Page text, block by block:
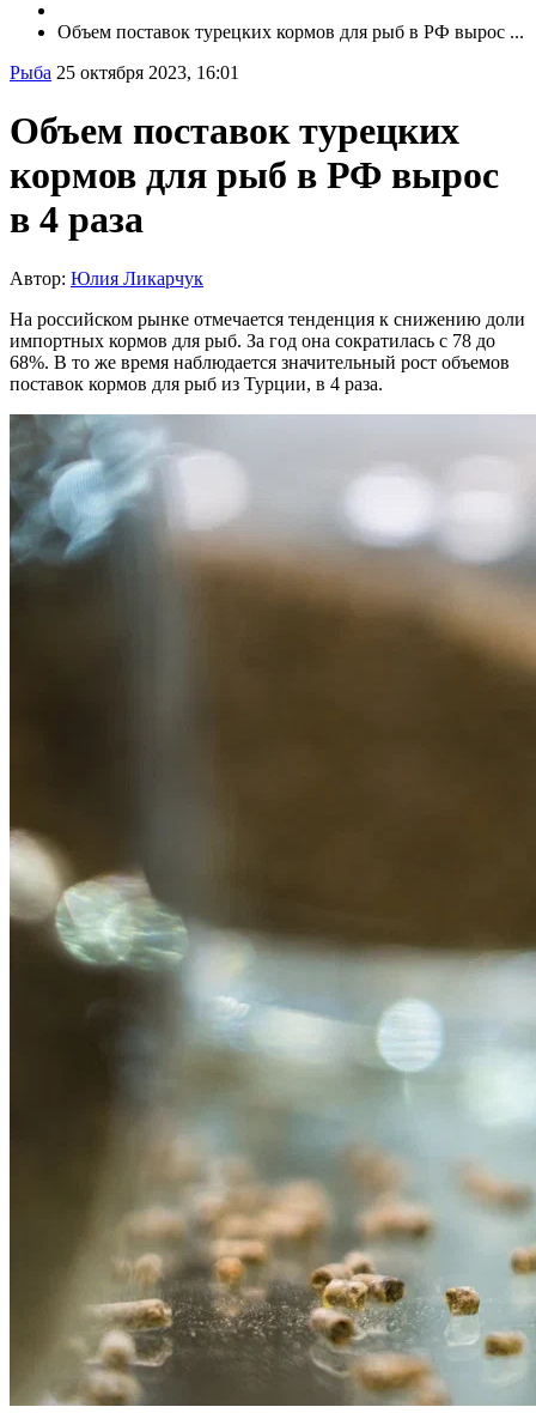
Объем поставок турецких кормов для рыб в РФ вырос ...
Рыба 25 октября 2023, 16:01
Объем поставок турецких
кормов для рыб в РФ вырос
в 4 раза
Автор: Юлия Ликарчук
На российском рынке отмечается тенденция к снижению доли
импортных кормов для рыб. За год она сократилась с 78 до
68%. В то же время наблюдается значительный рост объемов
поставок кормов для рыб из Турции, в 4 раза.